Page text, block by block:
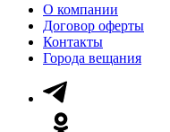
О компании
Договор оферты
Контакты
Города вещания